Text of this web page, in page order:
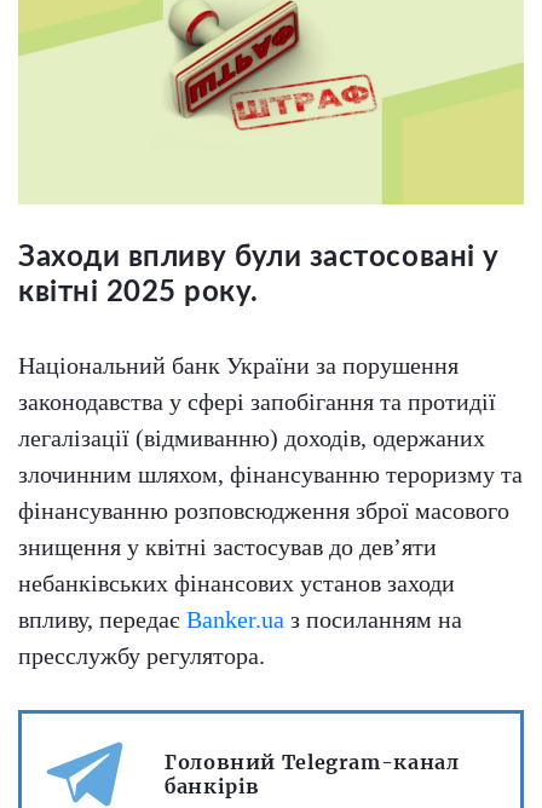
Заходи впливу були застосовані у
квітні 2025 року.
Національний банк України за порушення
законодавства у сфері запобігання та протидії
легалізації (відмиванню) доходів, одержаних
злочинним шляхом, фінансуванню тероризму та
фінансуванню розповсюдження зброї масового
знищення у квітні застосував до дев’яти
небанківських фінансових установ заходи
впливу, передає Banker.ua з посиланням на
пресслужбу регулятора.
Головний Telegram-канал
банкірів